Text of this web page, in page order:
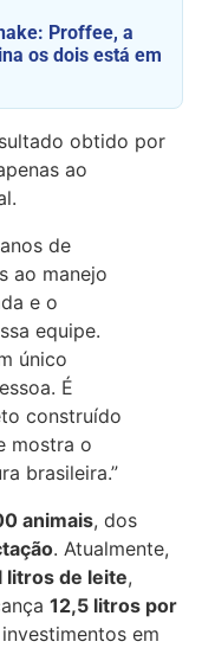
Proffee, a
os dois está em
obtido por
ao
de
ao manejo
e o
equipe.
único
É
construído
mostra o
brasileira.”
animais, dos
. Atualmente,
litros de leite,
12,5 litros por
em